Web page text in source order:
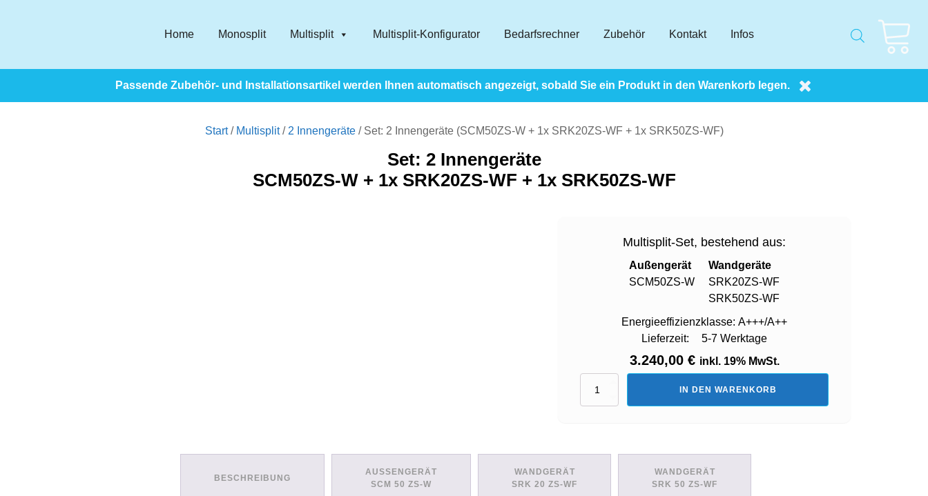
Home Monosplit Multisplit Multisplit-Konfigurator Bedarfsrechner Zubehör Kontakt Infos
Passende Zubehör- und Installationsartikel werden Ihnen automatisch angezeigt, sobald Sie ein Produkt in den Warenkorb legen.
Start/ Multisplit/ 2 Innengeräte/ Set: 2 Innengeräte (SCM50ZS-W + 1x SRK20ZS-WF + 1x SRK50ZS-WF)
Set: 2 Innengeräte
SCM50ZS-W + 1x SRK20ZS-WF + 1x SRK50ZS-WF
Multisplit-Set, bestehend aus:
Außengerät
SCM50ZS-W
Wandgeräte
SRK20ZS-WF
SRK50ZS-WF
Energieeffizienzklasse: A+++/A++
Lieferzeit:
5-7 Werktage
3.240,00 € inkl. 19% MwSt.
IN DEN WARENKORB
BESCHREIBUNG
AUSSENGERÄT
SCM 50 ZS-W
WANDGERÄT
SRK 20 ZS-WF
WANDGERÄT
SRK 50 ZS-WF